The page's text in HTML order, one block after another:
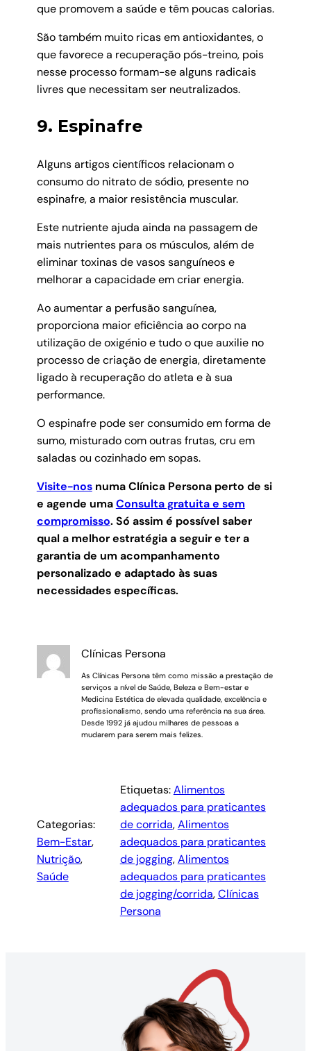
que promovem a saúde e têm poucas calorias.
São também muito ricas em antioxidantes, o
que favorece a recuperação pós-treino, pois
nesse processo formam-se alguns radicais
livres que necessitam ser neutralizados.
9. Espinafre
Alguns artigos científicos relacionam o
consumo do nitrato de sódio, presente no
espinafre, a maior resistência muscular.
Este nutriente ajuda ainda na passagem de
mais nutrientes para os músculos, além de
eliminar toxinas de vasos sanguíneos e
melhorar a capacidade em criar energia.
Ao aumentar a perfusão sanguínea,
proporciona maior eficiência ao corpo na
utilização de oxigénio e tudo o que auxilie no
processo de criação de energia, diretamente
ligado à recuperação do atleta e à sua
performance.
O espinafre pode ser consumido em forma de
sumo, misturado com outras frutas, cru em
saladas ou cozinhado em sopas.
Visite-nosnuma Clínica Persona perto de si
e agende umaConsulta gratuita e sem
compromisso. Só assim é possível saber
qual a melhor estratégia a seguir e ter a
garantia de um acompanhamento
personalizado e adaptado às suas
necessidades específicas.
Clínicas Persona
As Clínicas Persona têm como missão a prestação de
serviços a nível de Saúde, Beleza e Bem-estar e
Medicina Estética de elevada qualidade, excelência e
profissionalismo, sendo uma referência na sua área.
Desde 1992 já ajudou milhares de pessoas a
mudarem para serem mais felizes.
Categorias:
Bem-Estar,
Nutrição,
Saúde
Etiquetas:Alimentos
adequados para praticantes
de corrida, Alimentos
adequados para praticantes
de jogging, Alimentos
adequados para praticantes
de jogging/corrida, Clínicas
Persona